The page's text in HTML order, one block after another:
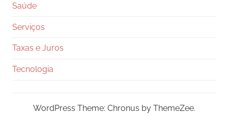
Saúde
Serviços
Taxas e Juros
Tecnologia
WordPress Theme: Chronus by ThemeZee.